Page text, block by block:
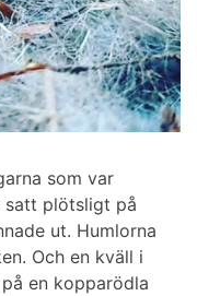
som var
satt plötsligt på
ut. Humlorna
Och en kväll i
en kopparödla